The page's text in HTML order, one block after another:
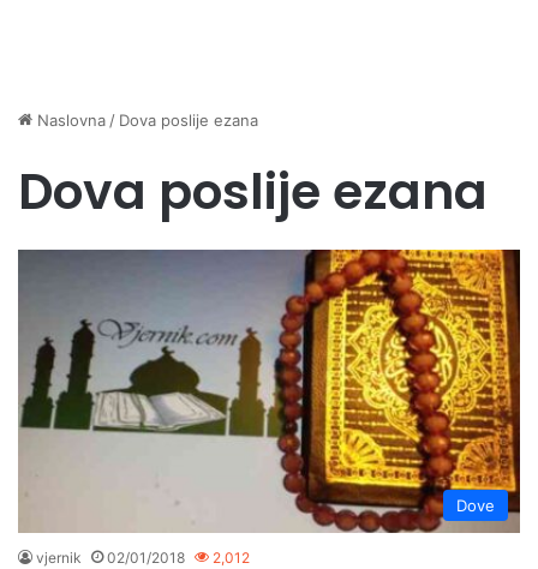
Naslovna / Dova poslije ezana
Dova poslije ezana
Dove
vjernik 02/01/2018 2,012